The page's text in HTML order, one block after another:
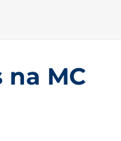
na MC